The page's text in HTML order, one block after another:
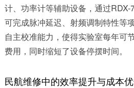
计、功率计等辅助设备，通过RDX-
可完成脉冲延迟、射频调制特性等
自主校准能力，使得实验室每年可
费用，同时缩短了设备停摆时间。
民航维修中的效率提升与成本